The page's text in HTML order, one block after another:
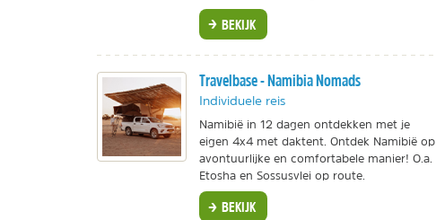
BEKIJK
Travelbase - Namibia Nomads
Individuele reis
Namibië in 12 dagen ontdekken met je
eigen 4x4 met daktent. Ontdek Namibië op
avontuurlijke en comfortabele manier! O.a.
Etosha en Sossusvlei op route.
BEKIJK